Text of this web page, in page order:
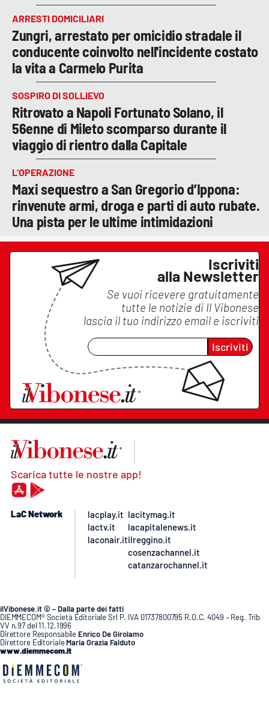
ARRESTI DOMICILIARI
Zungri, arrestato per omicidio stradale il
conducente coinvolto nell'incidente costato
la vita a Carmelo Purita
SOSPIRO DI SOLLIEVO
Ritrovato a Napoli Fortunato Solano, il
56enne di Mileto scomparso durante il
viaggio di rientro dalla Capitale
L’OPERAZIONE
Maxi sequestro a San Gregorio d’Ippona:
rinvenute armi, droga e parti di auto rubate.
Una pista per le ultime intimidazioni
Iscriviti
alla Newsletter
Se vuoi ricevere gratuitamente
tutte le notizie di Il Vibonese
lascia il tuo indirizzo email e iscriviti
Iscriviti
Scarica tutte le nostre app!
LaC Network
lacplay.it
lactv.it
laconair.it
lacitymag.it
lacapitalenews.it
ilreggino.it
cosenzachannel.it
catanzarochannel.it
ilVibonese.it © – Dalla parte dei fatti
DIEMMECOM® Società Editoriale Srl P. IVA 01737800795 R.O.C. 4049 – Reg. Trib
VV n.97 del 11.12.1996
Direttore Responsabile Enrico De Girolamo
Direttore Editoriale Maria Grazia Falduto
www.diemmecom.it